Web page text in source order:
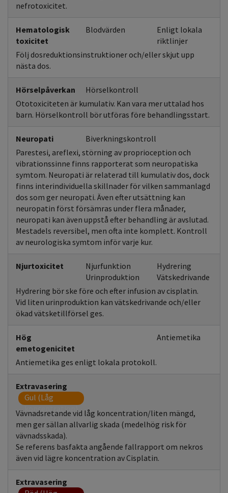
nefrotoxicitet.
Hematologisk
toxicitet
Blodvärden
Enligt lokala
riktlinjer
Följ dosreduktionsinstruktioner och/eller skjut upp
nästa dos.
Hörselpåverkan
Hörselkontroll
Ototoxiciteten är kumulativ. Kan vara mer uttalad hos
barn. Hörselkontroll bör utföras före behandlingsstart.
Neuropati
Biverkningskontroll
Parestesi, areflexi, störning av proprioception och
vibrationssinne finns rapporterat som neuropatiska
symtom. Neuropati är relaterad till kumulativ dos, dock
finns interindividuella skillnader för vilken sammanlagd
dos som ger neuropati. Även efter utsättning kan
neuropatin först försämras under flera månader,
neuropati kan även uppstå efter behandling är avslutad.
Mestadels reversibel, men ofta inte komplett. Kontroll
av neurologiska symtom inför varje kur.
Njurtoxicitet Njurfunktion
Hydrering
Urinproduktion
Vätskedrivande
Hydrering bör ske före och efter infusion av cisplatin.
Vid liten urinproduktion kan vätskedrivande och/eller
ökad vätsketillförsel ges.
Hög
emetogenicitet
Antiemetika
Antiemetika ges enligt lokala protokoll.
Extravasering
Gul (Låg
koncentration)
Vävnadsretande vid låg koncentration/liten mängd,
men ger sällan allvarlig skada (medelhög risk för
vävnadsskada).
Se referens basfakta angående fallrapport om nekros
även vid lägre koncentration av Cisplatin.
Extravasering